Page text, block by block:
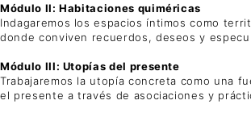
Módulo II: Habitaciones quiméricas
Indagaremos los espacios íntimos como
donde conviven recuerdos, deseos y
Módulo III: Utopías del presente
Trabajaremos la utopía concreta como una
el presente a través de asociaciones y